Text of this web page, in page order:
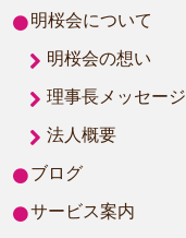
明桜会について
明桜会の想い
理事長メッセージ
法人概要
ブログ
サービス案内